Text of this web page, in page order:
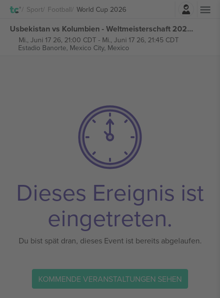
Sport Football World Cup 2026Einloggen
Usbekistan vs Kolumbien - Weltmeisterschaft 2026 - M24 Gruppe K tickets
Mi., Juni 17 26, 21:00 CDT- Mi., Juni 17 26, 21:45 CDT
Estadio Banorte, Mexico City, Mexico
Dieses Ereignis ist
eingetreten.
Du bist spät dran, dieses Event ist bereits abgelaufen.
KOMMENDE VERANSTALTUNGEN SEHEN